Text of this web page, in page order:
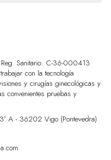
Sanitario: C-36-000413
con la tecnología
y cirugías ginecológicas y
convenientes pruebas y
A - 36202 Vigo (Pontevedra)